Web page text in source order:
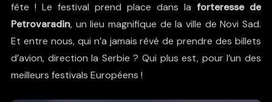
fête ! Le festival prend place dans laforteresse de
Petrovaradin, un lieu magnifique de la ville de Novi Sad.
Et entre nous, qui n’a jamais rêvé de prendre des billets
d’avion, direction la Serbie ? Qui plus est, pour l’un des
meilleurs festivals Européens !